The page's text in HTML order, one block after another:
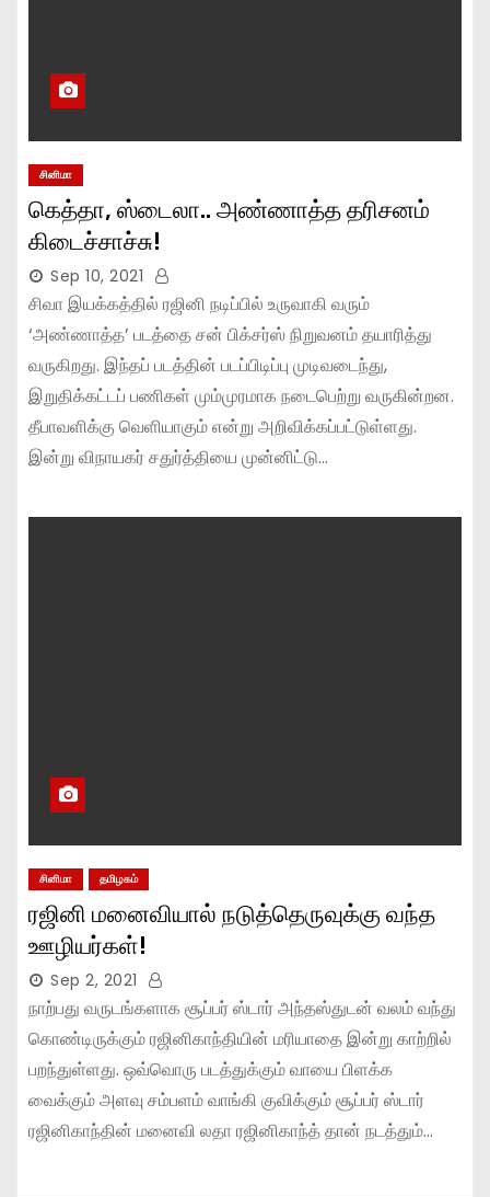
சினிமா
கெத்தா, ஸ்டைலா.. அண்ணாத்த தரிசனம்
கிடைச்சாச்சு!
Sep 10, 2021
சிவா இயக்கத்தில் ரஜினி நடிப்பில் உருவாகி வரும்
‘அண்ணாத்த’ படத்தை சன் பிக்சர்ஸ் நிறுவனம் தயாரித்து
வருகிறது. இந்தப் படத்தின் படப்பிடிப்பு முடிவடைந்து,
இறுதிக்கட்டப் பணிகள் மும்முரமாக நடைபெற்று வருகின்றன.
தீபாவளிக்கு வெளியாகும் என்று அறிவிக்கப்பட்டுள்ளது.
இன்று விநாயகர் சதுர்த்தியை முன்னிட்டு…
சினிமா தமிழகம்
ரஜினி மனைவியால் நடுத்தெருவுக்கு வந்த
ஊழியர்கள்!
Sep 2, 2021
நாற்பது வருடங்களாக சூப்பர் ஸ்டார் அந்தஸ்துடன் வலம் வந்து
கொண்டிருக்கும் ரஜினிகாந்தியின் மரியாதை இன்று காற்றில்
பறந்துள்ளது. ஒவ்வொரு படத்துக்கும் வாயை பிளக்க
வைக்கும் அளவு சம்பளம் வாங்கி குவிக்கும் சூப்பர் ஸ்டார்
ரஜினிகாந்தின் மனைவி லதா ரஜினிகாந்த் தான் நடத்தும்…